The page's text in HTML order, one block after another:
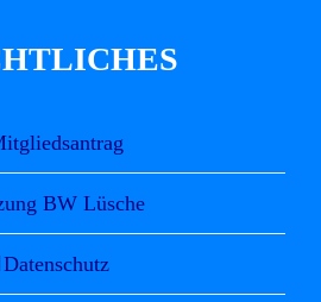
BW Lüsche
Datenschutz